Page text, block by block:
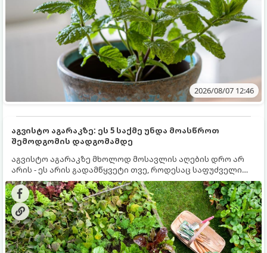
2026/08/07 12:46
აგვისტო აგარაკზე: ეს 5 საქმე უნდა მოასწროთ
შემოდგომის დადგომამდე
აგვისტო აგარაკზე მხოლოდ მოსავლის აღების დრო არ
არის - ეს არის გადამწყვეტი თვე, როდესაც საფუძველი
ეყრება მომავალი წლის მოსავალს და ბაღი მზადდება
შემოდგომა-ზამთრის სეზონისთვის. იმისათვის, რომ
ნიადაგმა ენერგია აღიდგინოს, ხოლო მცენარეებმა
ზამთარს გაუძლონ, აგვისტოს ბოლომდე 5
მნიშვნელოვანი საქმის გაკეთება უნდა მოასწროთ: